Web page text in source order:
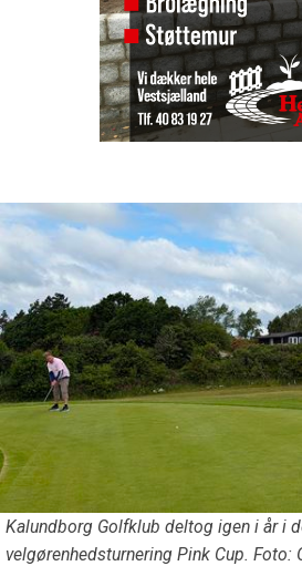
Kalundborg Golfklub deltog igen i år i
velgørenhedsturnering Pink Cup. Foto: